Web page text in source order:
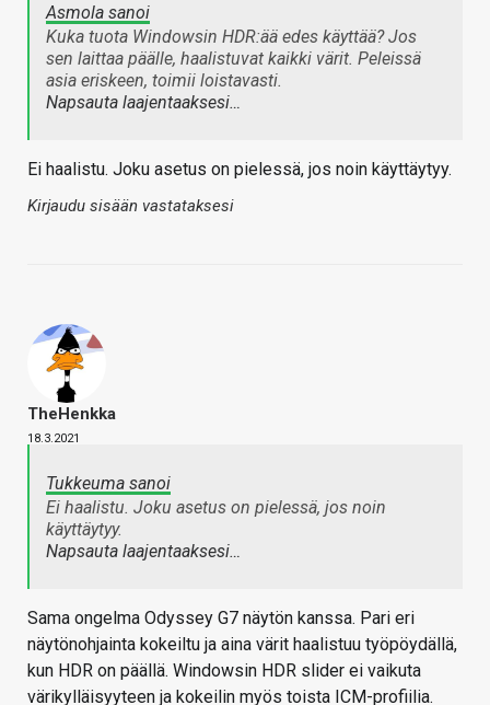
Asmola sanoi
Kuka tuota Windowsin HDR:ää edes käyttää? Jos
sen laittaa päälle, haalistuvat kaikki värit. Peleissä
asia eriskeen, toimii loistavasti.
Napsauta laajentaaksesi…
Ei haalistu. Joku asetus on pielessä, jos noin käyttäytyy.
Kirjaudu sisään vastataksesi
TheHenkka
18.3.2021
Tukkeuma sanoi
Ei haalistu. Joku asetus on pielessä, jos noin
käyttäytyy.
Napsauta laajentaaksesi…
Sama ongelma Odyssey G7 näytön kanssa. Pari eri
näytönohjainta kokeiltu ja aina värit haalistuu työpöydällä,
kun HDR on päällä. Windowsin HDR slider ei vaikuta
värikylläisyyteen ja kokeilin myös toista ICM-profiilia.